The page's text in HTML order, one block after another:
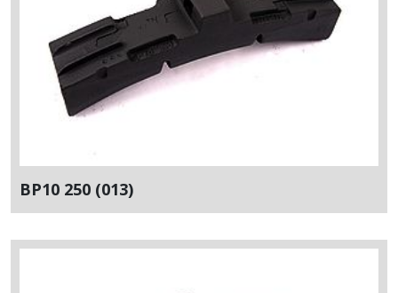
BP10 250 (013)